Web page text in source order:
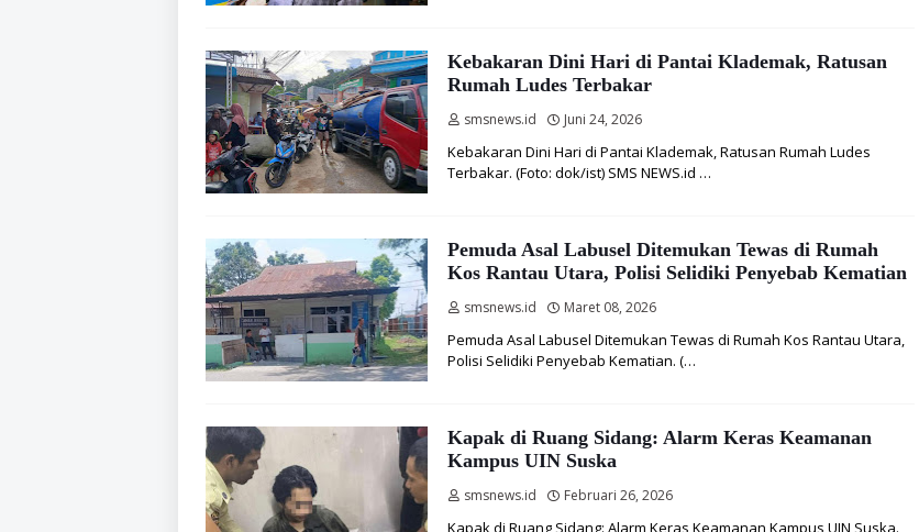
Kebakaran Dini Hari di Pantai Klademak, Ratusan
Rumah Ludes Terbakar
smsnews.id Juni 24, 2026
Kebakaran Dini Hari di Pantai Klademak, Ratusan Rumah Ludes
Terbakar. (Foto: dok/ist) SMS NEWS.id …
Pemuda Asal Labusel Ditemukan Tewas di Rumah
Kos Rantau Utara, Polisi Selidiki Penyebab Kematian
smsnews.id Maret 08, 2026
Pemuda Asal Labusel Ditemukan Tewas di Rumah Kos Rantau Utara,
Polisi Selidiki Penyebab Kematian. (…
Kapak di Ruang Sidang: Alarm Keras Keamanan
Kampus UIN Suska
smsnews.id Februari 26, 2026
Kapak di Ruang Sidang: Alarm Keras Keamanan Kampus UIN Suska.